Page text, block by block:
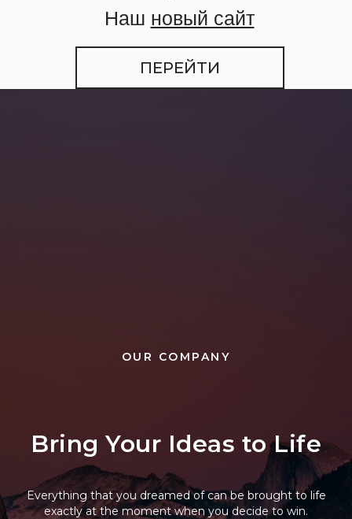
Наш новый сайт
ПЕРЕЙТИ
OUR COMPANY
Bring Your Ideas to Life
Everything that you dreamed of can be brought to life
exactly at the moment when you decide to win.